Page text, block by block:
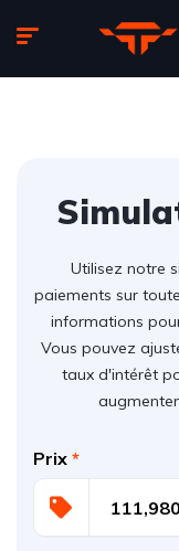
Utilisez notre
paiements sur
informations
Vous pouvez
taux d'intérêt
Prix *